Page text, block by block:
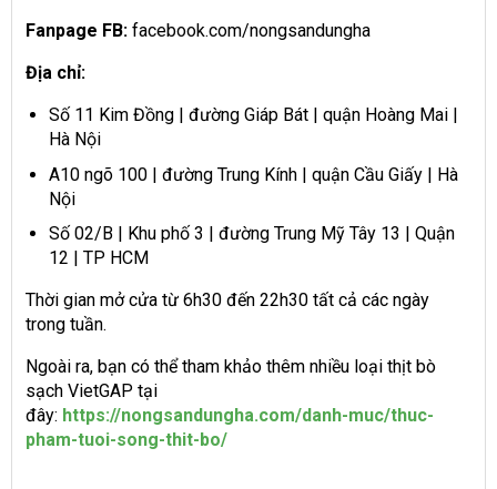
Fanpage FB: facebook.com/nongsandungha
Địa chỉ:
Số 11 Kim Đồng | đường Giáp Bát | quận Hoàng Mai |
Hà Nội
A10 ngõ 100 | đường Trung Kính | quận Cầu Giấy | Hà
Nội
Số 02/B | Khu phố 3 | đường Trung Mỹ Tây 13 | Quận
12 | TP HCM
Thời gian mở cửa từ 6h30 đến 22h30 tất cả các ngày
trong tuần.
Ngoài ra, bạn có thể tham khảo thêm nhiều loại thịt bò
sạch VietGAP tại
đây: https://nongsandungha.com/danh-muc/thuc-
pham-tuoi-song-thit-bo/